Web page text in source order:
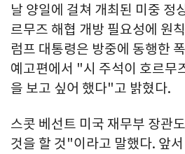
날 양일에 걸쳐 개최된 미중 정
르무즈 해협 개방 필요성에 원
럼프 대통령은 방중에 동행한
예고편에서 "시 주석이 호르무
을 보고 싶어 했다"고 밝혔다.
스콧 베선트 미국 재무부 장관
것을 할 것"이라고 말했다. 앞